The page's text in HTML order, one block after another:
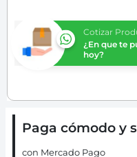
Cotizar
¿En que te
hoy?
Paga cómodo y
con Mercado Pago